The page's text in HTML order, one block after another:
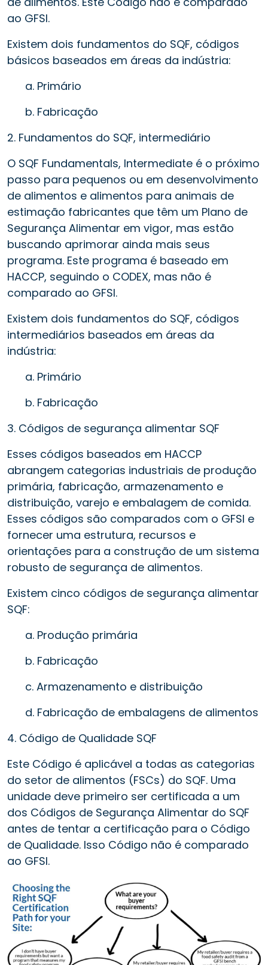
ao GFSI.
Existem dois fundamentos do SQF, códigos
básicos baseados em áreas da indústria:
a. Primário
b. Fabricação
2. Fundamentos do SQF, intermediário
O SQF Fundamentals, Intermediate é o próximo
passo para pequenos ou em desenvolvimento
de alimentos e alimentos para animais de
estimação fabricantes que têm um Plano de
Segurança Alimentar em vigor, mas estão
buscando aprimorar ainda mais seus
programa. Este programa é baseado em
HACCP, seguindo o CODEX, mas não é
comparado ao GFSI.
Existem dois fundamentos do SQF, códigos
intermediários baseados em áreas da
indústria:
a. Primário
b. Fabricação
3. Códigos de segurança alimentar SQF
Esses códigos baseados em HACCP
abrangem categorias industriais de produção
primária, fabricação, armazenamento e
distribuição, varejo e embalagem de comida.
Esses códigos são comparados com o GFSI e
fornecer uma estrutura, recursos e
orientações para a construção de um sistema
robusto de segurança de alimentos.
Existem cinco códigos de segurança alimentar
SQF:
a. Produção primária
b. Fabricação
c. Armazenamento e distribuição
d. Fabricação de embalagens de alimentos
4. Código de Qualidade SQF
Este Código é aplicável a todas as categorias
do setor de alimentos (FSCs) do SQF. Uma
unidade deve primeiro ser certificada a um
dos Códigos de Segurança Alimentar do SQF
antes de tentar a certificação para o Código
de Qualidade. Isso Código não é comparado
ao GFSI.